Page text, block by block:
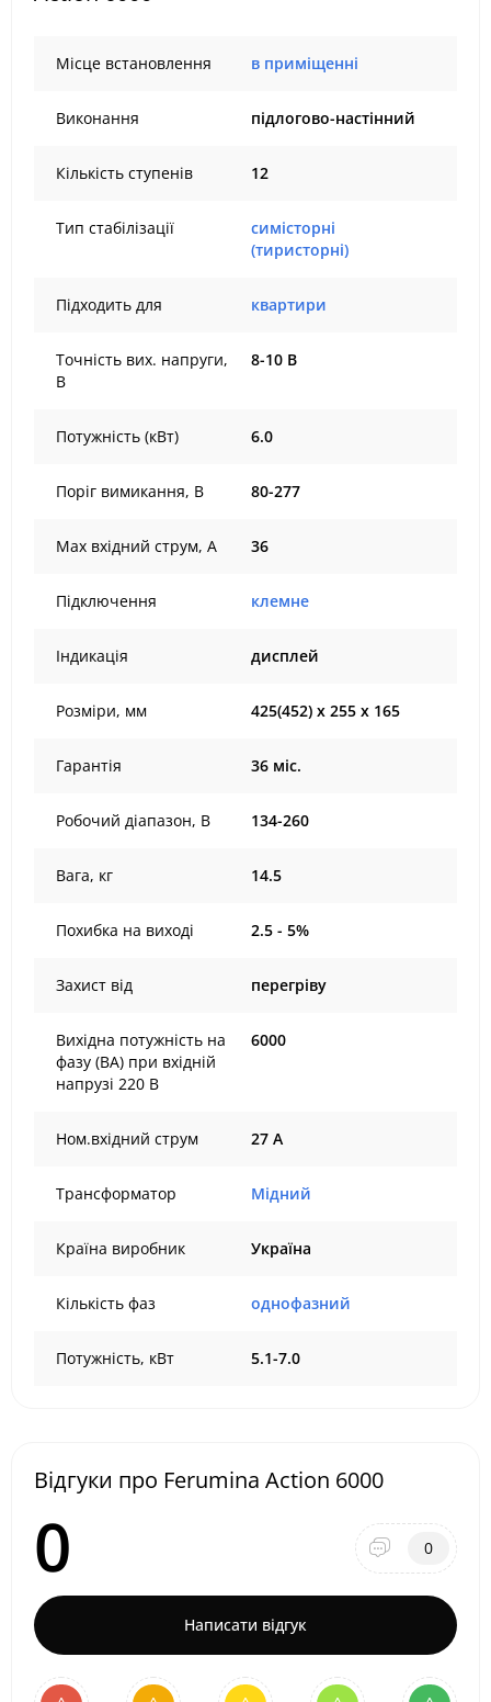
Місце встановлення в приміщенні
Виконання підлогово-настінний
Кількість ступенів 12
Тип стабілізації
симісторні
(тиристорні)
Підходить для квартири
Точність вих. напруги,
В
8-10 В
Потужність (кВт) 6.0
Поріг вимикання, В 80-277
Max вхідний струм, А 36
Підключення клемне
Індикація дисплей
Розміри, мм 425(452) х 255 х 165
Гарантія 36 міс.
Робочий діапазон, В 134-260
Вага, кг 14.5
Похибка на виході 2.5 - 5%
Захист від перегріву
Вихідна потужність на
фазу (ВА) при вхідній
напрузі 220 В
6000
Ном.вхідний струм 27 A
Трансформатор Мідний
Країна виробник Україна
Кількість фаз однофазний
Потужність, кВт 5.1-7.0
Відгуки про Ferumina Action 6000
0 0
Написати відгук